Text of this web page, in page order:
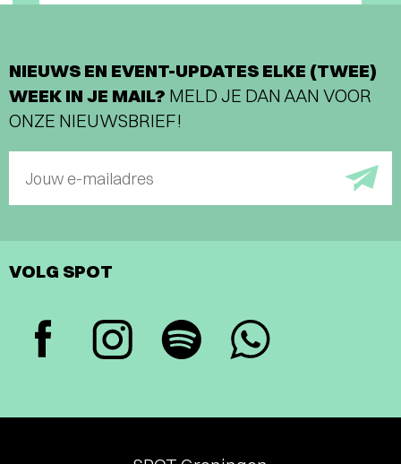
NIEUWS EN EVENT-UPDATES ELKE (TWEE)
WEEK IN JE MAIL? MELD JE DAN AAN VOOR
ONZE NIEUWSBRIEF!
Jouw e-mailadres
VOLG SPOT